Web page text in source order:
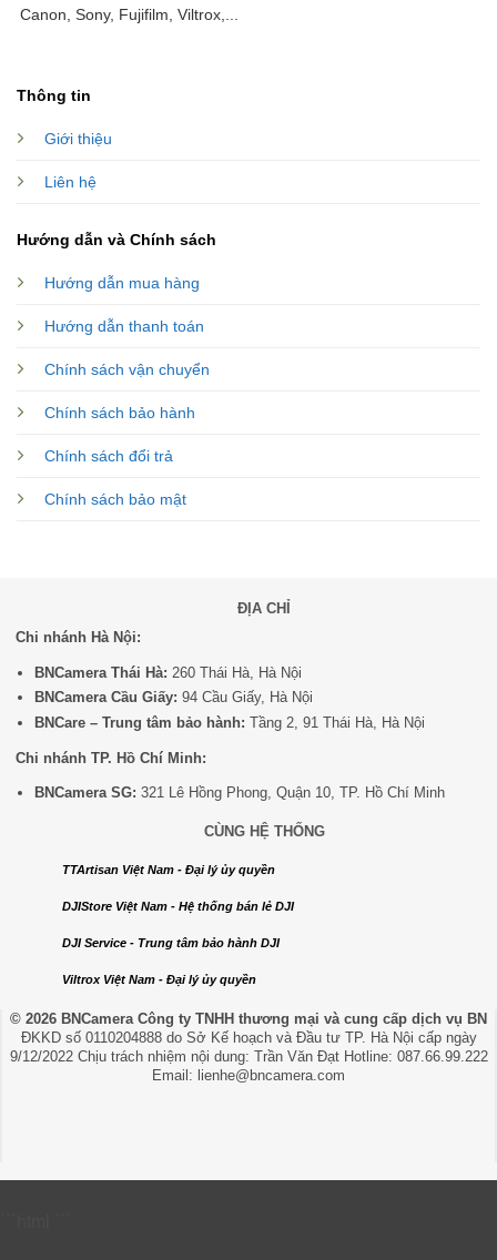
Canon, Sony, Fujifilm, Viltrox,...
Thông tin
Giới thiệu
Liên hệ
Hướng dẫn và Chính sách
Hướng dẫn mua hàng
Hướng dẫn thanh toán
Chính sách vận chuyển
Chính sách bảo hành
Chính sách đổi trả
Chính sách bảo mật
ĐỊA CHỈ
Chi nhánh Hà Nội:
BNCamera Thái Hà: 260 Thái Hà, Hà Nội
BNCamera Cầu Giấy: 94 Cầu Giấy, Hà Nội
BNCare – Trung tâm bảo hành: Tầng 2, 91 Thái Hà, Hà Nội
Chi nhánh TP. Hồ Chí Minh:
BNCamera SG: 321 Lê Hồng Phong, Quận 10, TP. Hồ Chí Minh
CÙNG HỆ THỐNG
TTArtisan Việt Nam - Đại lý ủy quyền
DJIStore Việt Nam - Hệ thống bán lẻ DJI
DJI Service - Trung tâm bảo hành DJI
Viltrox Việt Nam - Đại lý ủy quyền
© 2026 BNCamera Công ty TNHH thương mại và cung cấp dịch vụ BN
ĐKKD số 0110204888 do Sở Kế hoạch và Đầu tư TP. Hà Nội cấp ngày
9/12/2022 Chịu trách nhiệm nội dung: Trần Văn Đạt Hotline: 087.66.99.222
Email: lienhe@bncamera.com